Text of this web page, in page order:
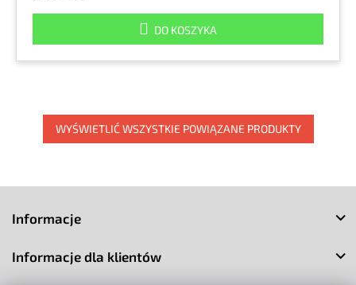
DO KOSZYKA
WYŚWIETLIĆ WSZYSTKIE POWIĄZANE PRODUKTY
Informacje
Informacje dla klientów